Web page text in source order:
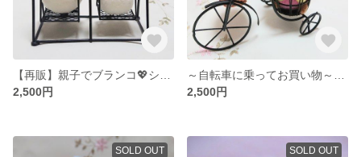
2,500円
2,500円
SOLD OUT SOLD OUT